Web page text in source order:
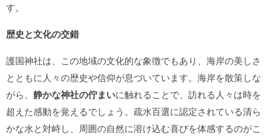
す。
歴史と文化の交錯
護国神社は、この地域の文化的な象徴でもあり、海岸の美しさ
とともに人々の歴史や信仰が息づいています。海岸を散策しな
がら、 静かな神社の佇まいに触れることで、訪れる人々は時を
超えた感動を覚えるでしょう。疏水百選に認定されている清ら
かな水と対峙し、周囲の自然に溶け込む喜びを体感するのがこ